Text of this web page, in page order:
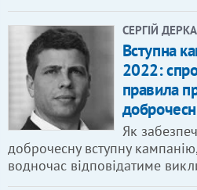
СЕРГІЙ
Вступна
2022:
правила
Як
доброчесну вступну
водночас відповідатиме